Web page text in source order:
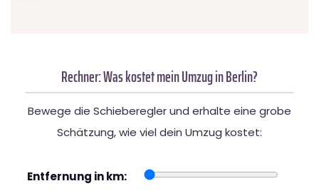
Rechner: Was kostet mein Umzug in Berlin?
Bewege die Schieberegler und erhalte eine grobe
Schätzung, wie viel dein Umzug kostet:
Entfernung in km: